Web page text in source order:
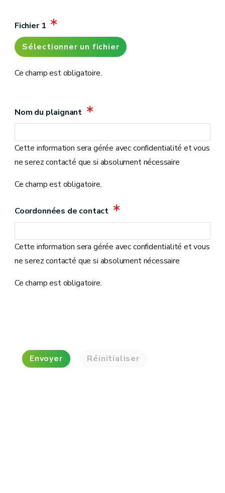
Fichier 1
Sélectionner un fichier
Ce champ est obligatoire.
Nom du plaignant
Cette information sera gérée avec confidentialité et vous
ne serez contacté que si absolument nécessaire
Ce champ est obligatoire.
Coordonnées de contact
Cette information sera gérée avec confidentialité et vous
ne serez contacté que si absolument nécessaire
Ce champ est obligatoire.
Envoyer Réinitialiser